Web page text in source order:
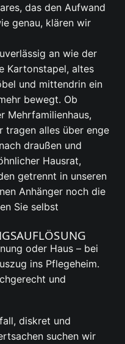
das den Aufwand
genau, klären wir
an wie der
Kartonstapel, altes
und mittendrin ein
bewegt. Ob
Mehrfamilienhaus,
tragen alles über enge
draußen und
Hausrat,
getrennt in unseren
Anhänger noch die
Sie selbst
oder Haus – bei
ins Pflegeheim.
und
diskret und
suchen wir